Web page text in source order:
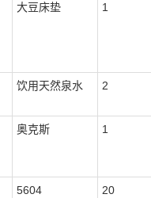
大豆床垫 1
饮用天然泉水 2
奥克斯 1
5604 20